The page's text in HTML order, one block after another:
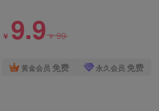
￥ 9.9￥99
黄金会员 免费 永久会员 免费